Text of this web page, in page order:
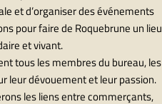
et d’organiser des événements
pour faire de Roquebrune un lieu
et vivant.
tous les membres du bureau, les
leur dévouement et leur passion.
les liens entre commerçants,